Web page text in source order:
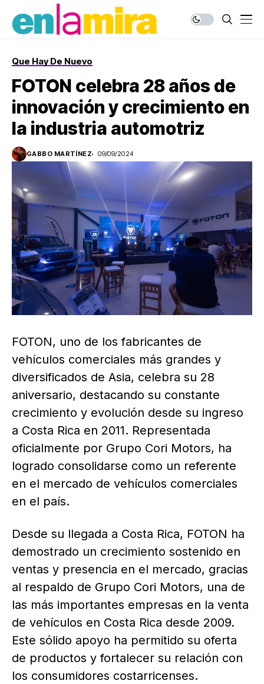
Que Hay De Nuevo
FOTON celebra 28 años de
innovación y crecimiento en
la industria automotriz
GABBO MARTÍNEZ 09/09/2024
FOTON, uno de los fabricantes de
vehículos comerciales más grandes y
diversificados de Asia, celebra su 28
aniversario, destacando su constante
crecimiento y evolución desde su ingreso
a Costa Rica en 2011. Representada
oficialmente por Grupo Cori Motors, ha
logrado consolidarse como un referente
en el mercado de vehículos comerciales
en el país.
Desde su llegada a Costa Rica, FOTON ha
demostrado un crecimiento sostenido en
ventas y presencia en el mercado, gracias
al respaldo de Grupo Cori Motors, una de
las más importantes empresas en la venta
de vehículos en Costa Rica desde 2009.
Este sólido apoyo ha permitido su oferta
de productos y fortalecer su relación con
los consumidores costarricenses.